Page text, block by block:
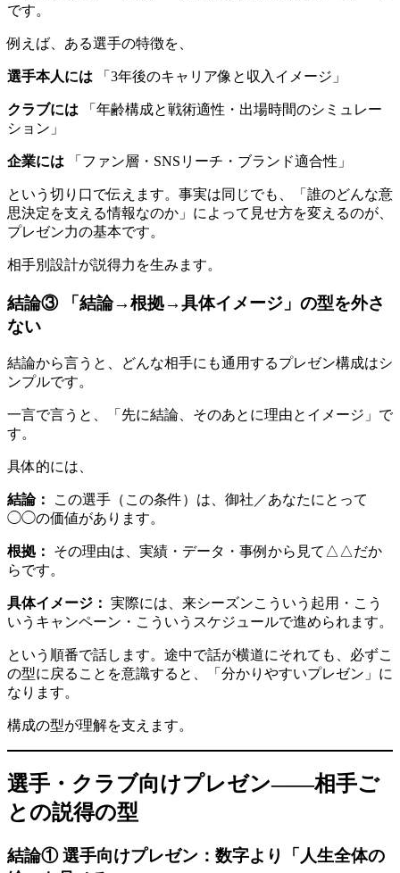
です。
例えば、ある選手の特徴を、
選手本人には 「3年後のキャリア像と収入イメージ」
クラブには 「年齢構成と戦術適性・出場時間のシミュレー
ション」
企業には 「ファン層・SNSリーチ・ブランド適合性」
という切り口で伝えます。事実は同じでも、「誰のどんな意
思決定を支える情報なのか」によって見せ方を変えるのが、
プレゼン力の基本です。
相手別設計が説得力を生みます。
結論③ 「結論→根拠→具体イメージ」の型を外さ
ない
結論から言うと、どんな相手にも通用するプレゼン構成はシ
ンプルです。
一言で言うと、「先に結論、そのあとに理由とイメージ」で
す。
具体的には、
結論：
この選手（この条件）は、御社／あなたにとって
◯◯の価値があります。
根拠：
その理由は、実績・データ・事例から見て△△だか
らです。
具体イメージ： 実際には、来シーズンこういう起用・こう
いうキャンペーン・こういうスケジュールで進められます。
という順番で話します。途中で話が横道にそれても、必ずこ
の型に戻ることを意識すると、「分かりやすいプレゼン」に
なります。
構成の型が理解を支えます。
選手・クラブ向けプレゼン——相手ご
との説得の型
結論① 選手向けプレゼン：数字より「人生全体の